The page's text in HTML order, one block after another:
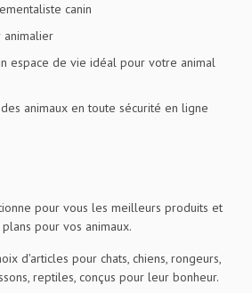
canin
animalier
espace de vie idéal pour votre animal
animaux en toute sécurité en ligne
pour vous les meilleurs produits et
pour vos animaux.
d'articles pour chats, chiens, rongeurs,
reptiles, conçus pour leur bonheur.